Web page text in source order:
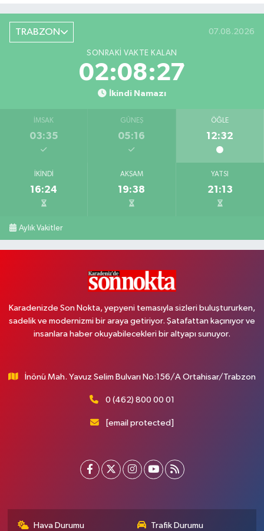
TRABZON 07.08.2026
SONRAKI VAKTE KALAN
02:08:26
İkindi Namazı
İMSAK
03:35
GÜNEŞ
05:16
ÖĞLE
12:32
İKINDI
16:24
AKŞAM
19:38
YATSI
21:13
Aylık Vakitler
Karadenizde Son Nokta, yepyeni temasıyla sizleri buluştururken,
sadelik ve modernizmi bir araya getiriyor. Şatafattan kaçınıyor ve
insanlara haber okuyabilecekleri bir altyapı sunuyor.
İnönü Mah. Yavuz Selim Bulvarı No:156/A Ortahisar/Trabzon
0 (462) 800 00 01
[email protected]
Hava Durumu Trafik Durumu